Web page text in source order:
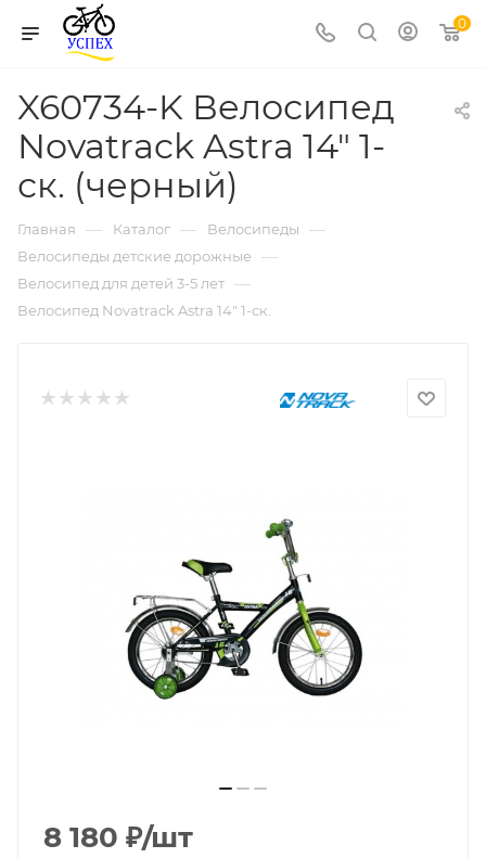
0
X60734-K Велосипед
Novatrack Astra 14" 1-
ск. (черный)
Главная — Каталог — Велосипеды —
Велосипеды детские дорожные —
Велосипед для детей 3-5 лет —
Велосипед Novatrack Astra 14" 1-ск.
8 180 ₽/шт